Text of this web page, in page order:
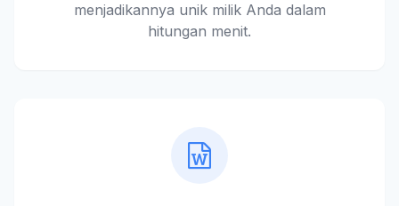
menjadikannya unik milik Anda dalam
hitungan menit.